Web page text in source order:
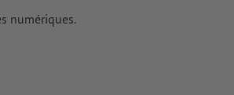
numériques.